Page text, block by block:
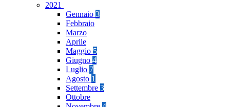
2021
Gennaio 3
Febbraio
Marzo
Aprile
Maggio 5
Giugno 4
Luglio 7
Agosto 1
Settembre 3
Ottobre